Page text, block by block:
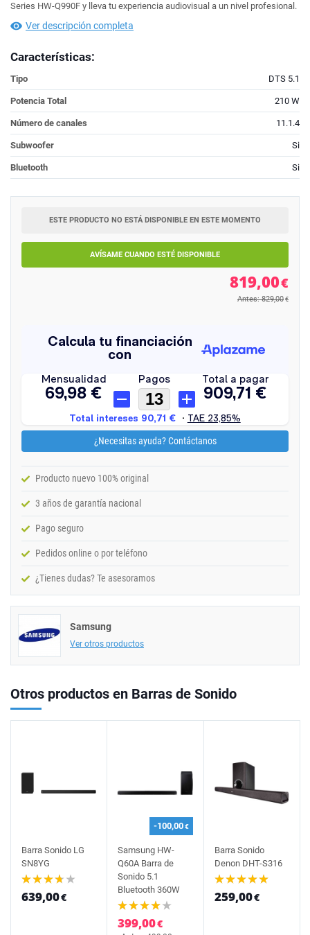
Series HW-Q990F y lleva tu experiencia audiovisual a un nivel profesional.
Ver descripción completa
Características:
Tipo DTS 5.1
Potencia Total 210 W
Número de canales 11.1.4
Subwoofer Si
Bluetooth Si
ESTE PRODUCTO NO ESTÁ DISPONIBLE EN ESTE MOMENTO
AVÍSAME CUANDO ESTÉ DISPONIBLE
819,00€
Antes: 829,00 €
¿Necesitas ayuda? Contáctanos
Producto nuevo 100% original
3 años de garantía nacional
Pago seguro
Pedidos online o por teléfono
¿Tienes dudas? Te asesoramos
Samsung
Ver otros productos
Otros productos en Barras de Sonido
Barra Sonido LG
SN8YG
639,00€
-100,00€
Samsung HW-
Q60A Barra de
Sonido 5.1
Bluetooth 360W
399,00€
Barra Sonido
Denon DHT-S316
259,00€